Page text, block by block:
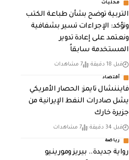
محليات
التربية توضح بشأن طباعة الكتب
وتؤكد: الإجراءات تسير بشفافية
ونعتمد على إعادة تدوير
المستخدمة سابقاً
قبل 18 دقيقة 7 مشاهدات
أقتصاد
فايننشال تايمز: الحصار الأمريكي
يشل صادرات النفط الإيرانية من
جزيرة خارك
قبل 34 دقيقة 7 مشاهدات
رياضة
رواية جديدة.. بيريز ومورينيو